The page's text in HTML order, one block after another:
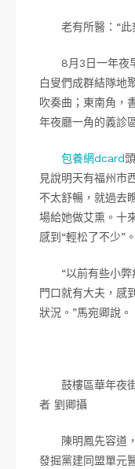
老有所醫：“
8月3日一年夜
白叟們成群結隊地
吹奏曲；東南角，
年夜廳一角的義診
包養網dcard
見說明天有福州市
不太舒暢，就過去
場給她做艾熏。十
感到“輕松了不少”。
“以前有些小
門口就有大夫，感
狀況。”馬宛卿說。
鼓樓區華年夜
者 劉卿攝
陳明鳳先容道
發掘黨建同盟單元